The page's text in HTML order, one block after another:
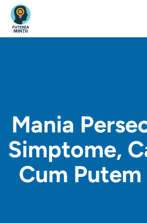
Mania
Simptome,
Cum